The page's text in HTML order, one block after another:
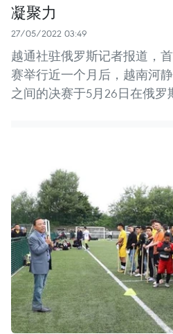
凝聚力
27/05/2022 03:49
越通社驻俄罗斯记者报道，
赛举行近一个月后，越南河
之间的决赛于5月26日在俄罗